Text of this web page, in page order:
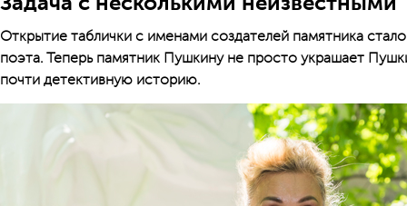
Открытие таблички с именами создателей памятника
поэта. Теперь памятник Пушкину не просто украшает
почти детективную историю.